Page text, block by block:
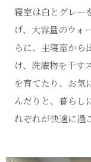
寝室は白とグレー
げ、大容量のウォ
らに、主寝室から
け、洗濯物を干す
を育てたり、お気
んだりと、暮らし
れぞれが快適に過